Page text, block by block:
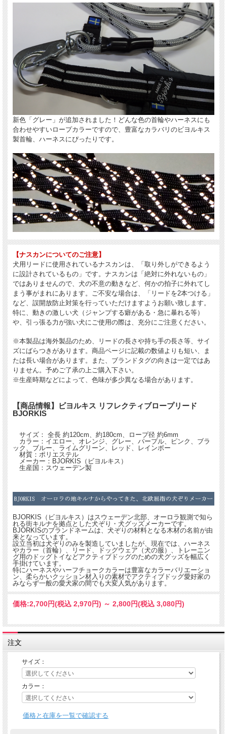
新色「グレー」が追加されました！どんな色の首輪やハーネスにも
合わせやすいロープカラーですので、豊富なカラバリのビヨルキス
製首輪、ハーネスにぴったりです。
【ナスカンについてのご注意】
犬用リードに使用されているナスカンは、「取り外しができるよう
に設計されているもの」です。ナスカンは「絶対に外れないもの」
ではありませんので、犬の不意の動きなど、何かの拍子に外れてし
まう事がまれにあります。ご不安な場合は、「リードを2本つける」
など、誤開放防止対策を行っていただけますようお願い致します。
特に、動きの激しい犬（ジャンプする癖がある・急に暴れる等）
や、引っ張る力が強い犬にご使用の際は、充分にご注意ください。
※本製品は海外製品のため、リードの長さや持ち手の長さ等、サイ
ズにばらつきがあります。商品ページに記載の数値よりも短い、ま
たは長い場合があります。また、ブランドタグの向きは一定ではあ
りません。予めご了承の上ご購入下さい。
※生産時期などによって、色味が多少異なる場合があります。
【商品情報】ビヨルキス リフレクティブロープリード
BJORKIS
サイズ： 全長 約120cm、約180cm、ロープ径 約6mm
カラー：イエロー、オレンジ、グレー、パープル、ピンク、ブラ
ック、ブルー、ライムグリーン、レッド、レインボー
材質：ポリエステル
メーカー：BJORKIS（ビヨルキス）
生産国：スウェーデン製
BJORKIS（ビヨルキス）はスウェーデン北部、オーロラ観測で知ら
れる街キルナを拠点とした犬ぞり・犬グッズメーカーです。
BJORKISのブランドネームは、犬ぞりの材料となる木材の名前が由
来となっています。
設立当初は犬ぞりのみを製造していましたが、現在では、ハーネス
やカラー（首輪）、リード、ドッグウェア（犬の服）、トレーニン
グ用のドッグトイなどアクティブドッグのための犬グッズを幅広く
手掛けています。
特にハーネスやハーフチョークカラーは豊富なカラーバリエーショ
ン、柔らかいクッション材入りの素材でアクティブドッグ愛好家の
みならず一般の愛犬家の間でも大変人気があります。
価格:2,700円(税込 2,970円) ～ 2,800円(税込 3,080円)
注文
サイズ：
カラー：
価格と在庫を一覧で確認する